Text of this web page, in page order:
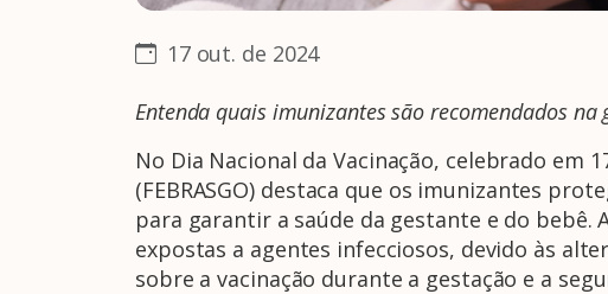
17 out. de 2024
Entenda quais imunizantes são recomendados na
No Dia Nacional da Vacinação, celebrado em
(FEBRASGO) destaca que os imunizantes
para garantir a saúde da gestante e do bebê.
expostas a agentes infecciosos, devido às
sobre a vacinação durante a gestação e a